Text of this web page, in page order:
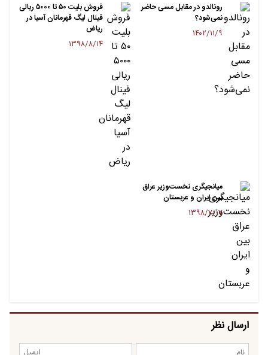
رونالدو در مقابل مسی حاضر
نمی‌شود؟
۱۴۰۲/۱۱/۹
فروش بلیت ۵۰ تا ۵۰۰۰ ریالی
فینال لیگ قهرمانان آسیا در
ریاض
۱۳۹۸/۸/۱۴
میانجیگری نخست‌وزیر عراق
بین ایران و عربستان
۱۳۹۸/۷/۱۷
ارسال نظر